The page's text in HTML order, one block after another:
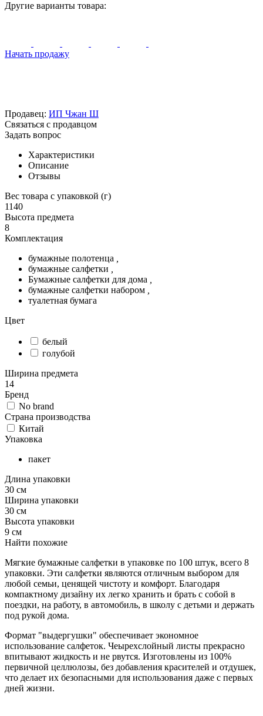
Другие варианты товара:
Начать продажу
Продавец: ИП Чжан Ш
Связаться с продавцом
Задать вопрос
Характеристики
Описание
Отзывы
Вес товара с упаковкой (г)
1140
Высота предмета
8
Комплектация
бумажные полотенца
бумажные салфетки
Бумажные салфетки для дома
бумажные салфетки набором
туалетная бумага
Цвет
белый
голубой
Ширина предмета
14
Бренд
No brand
Страна производства
Китай
Упаковка
пакет
Длина упаковки
30 см
Ширина упаковки
30 см
Высота упаковки
9 см
Найти похожие
Мягкие бумажные салфетки в упаковке по 100 штук, всего 8
упаковки. Эти салфетки являются отличным выбором для
любой семьи, ценящей чистоту и комфорт. Благодаря
компактному дизайну их легко хранить и брать с собой в
поездки, на работу, в автомобиль, в школу с детьми и держать
под рукой дома.
Формат "выдергушки" обеспечивает экономное
использование салфеток. Чеырехслойный листы прекрасно
впитывают жидкость и не рвутся. Изготовлены из 100%
первичной целлюлозы, без добавления красителей и отдушек,
что делает их безопасными для использования даже с первых
дней жизни.